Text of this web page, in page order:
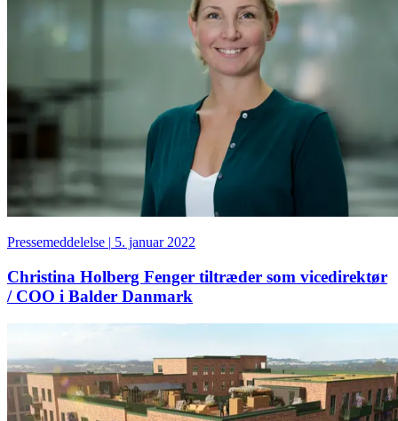
Pressemeddelelse | 5. januar 2022
Christina Holberg Fenger tiltræder som vicedirektør
/ COO i Balder Danmark